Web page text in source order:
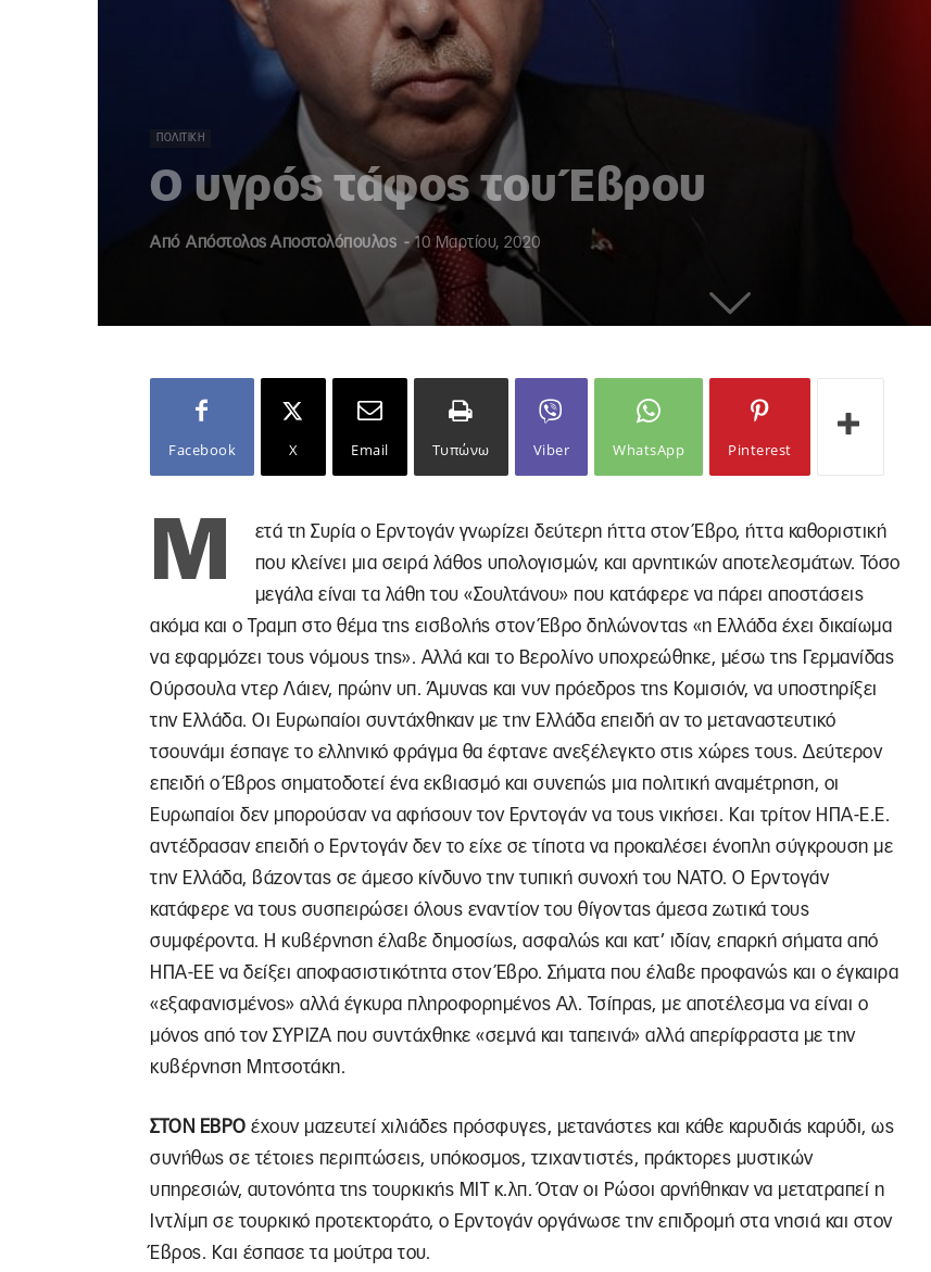
ΠΟΛΙΤΙΚΉ
Ο υγρός τάφος του Έβρου
Από Απόστολος Αποστολόπουλος - 10 Μαρτίου, 2020
Facebook X Email Τυπώνω Viber WhatsApp Pinterest
Μ
ετά τη Συρία ο Ερντογάν γνωρίζει δεύτερη ήττα στον Έβρο, ήττα καθοριστική
που κλείνει μια σειρά λάθος υπολογισμών, και αρνητικών αποτελεσμάτων. Τόσο
μεγάλα είναι τα λάθη του «Σουλτάνου» που κατάφερε να πάρει αποστάσεις
ακόμα και ο Τραμπ στο θέμα της εισβολής στον Έβρο δηλώνοντας «η Ελλάδα έχει δικαίωμα
να εφαρμόζει τους νόμους της». Αλλά και το Βερολίνο υποχρεώθηκε, μέσω της Γερμανίδας
Ούρσουλα ντερ Λάιεν, πρώην υπ. Άμυνας και νυν πρόεδρος της Κομισιόν, να υποστηρίξει
την Ελλάδα. Οι Ευρωπαίοι συντάχθηκαν με την Ελλάδα επειδή αν το μεταναστευτικό
τσουνάμι έσπαγε το ελληνικό φράγμα θα έφτανε ανεξέλεγκτο στις χώρες τους. Δεύτερον
επειδή ο Έβρος σηματοδοτεί ένα εκβιασμό και συνεπώς μια πολιτική αναμέτρηση, οι
Ευρωπαίοι δεν μπορούσαν να αφήσουν τον Ερντογάν να τους νικήσει. Και τρίτον ΗΠΑ-Ε.Ε.
αντέδρασαν επειδή ο Ερντογάν δεν το είχε σε τίποτα να προκαλέσει ένοπλη σύγκρουση με
την Ελλάδα, βάζοντας σε άμεσο κίνδυνο την τυπική συνοχή του ΝΑΤΟ. Ο Ερντογάν
κατάφερε να τους συσπειρώσει όλους εναντίον του θίγοντας άμεσα ζωτικά τους
συμφέροντα. Η κυβέρνηση έλαβε δημοσίως, ασφαλώς και κατ’ ιδίαν, επαρκή σήματα από
ΗΠΑ-ΕΕ να δείξει αποφασιστικότητα στον Έβρο. Σήματα που έλαβε προφανώς και ο έγκαιρα
«εξαφανισμένος» αλλά έγκυρα πληροφορημένος Αλ. Τσίπρας, με αποτέλεσμα να είναι ο
μόνος από τον ΣΥΡΙΖΑ που συντάχθηκε «σεμνά και ταπεινά» αλλά απερίφραστα με την
κυβέρνηση Μητσοτάκη.
ΣΤΟΝ ΕΒΡΟ έχουν μαζευτεί χιλιάδες πρόσφυγες, μετανάστες και κάθε καρυδιάς καρύδι, ως
συνήθως σε τέτοιες περιπτώσεις, υπόκοσμος, τζιχαντιστές, πράκτορες μυστικών
υπηρεσιών, αυτονόητα της τουρκικής ΜΙΤ κ.λπ. Όταν οι Ρώσοι αρνήθηκαν να μετατραπεί η
Ιντλίμπ σε τουρκικό προτεκτοράτο, ο Ερντογάν οργάνωσε την επιδρομή στα νησιά και στον
Έβρος. Και έσπασε τα μούτρα του.